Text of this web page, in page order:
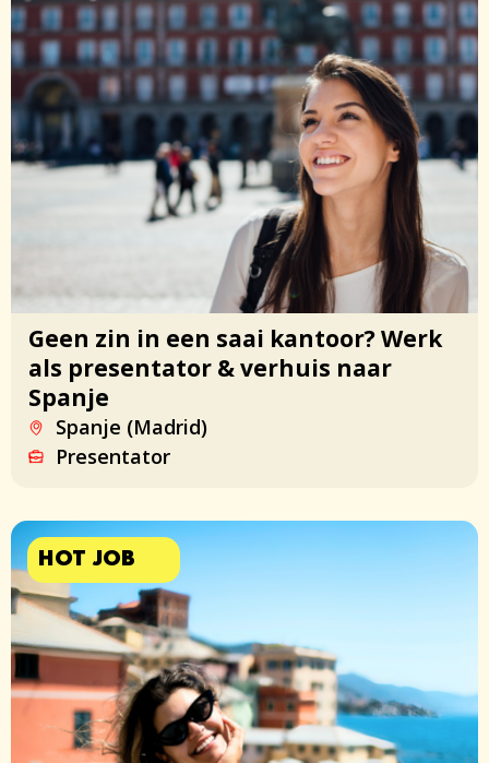
Geen zin in een saai kantoor? Werk
als presentator & verhuis naar
Spanje
Spanje (Madrid)
Presentator
HOT JOB